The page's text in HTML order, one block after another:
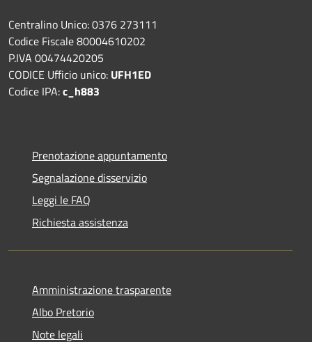
Centralino Unico: 0376 273111
Codice Fiscale 80004610202
P.IVA 00474420205
CODICE Ufficio unico: UFH1ED
Codice IPA:c_h883
Prenotazione appuntamento
Segnalazione disservizio
Leggi le FAQ
Richiesta assistenza
Amministrazione trasparente
Albo Pretorio
Note legali